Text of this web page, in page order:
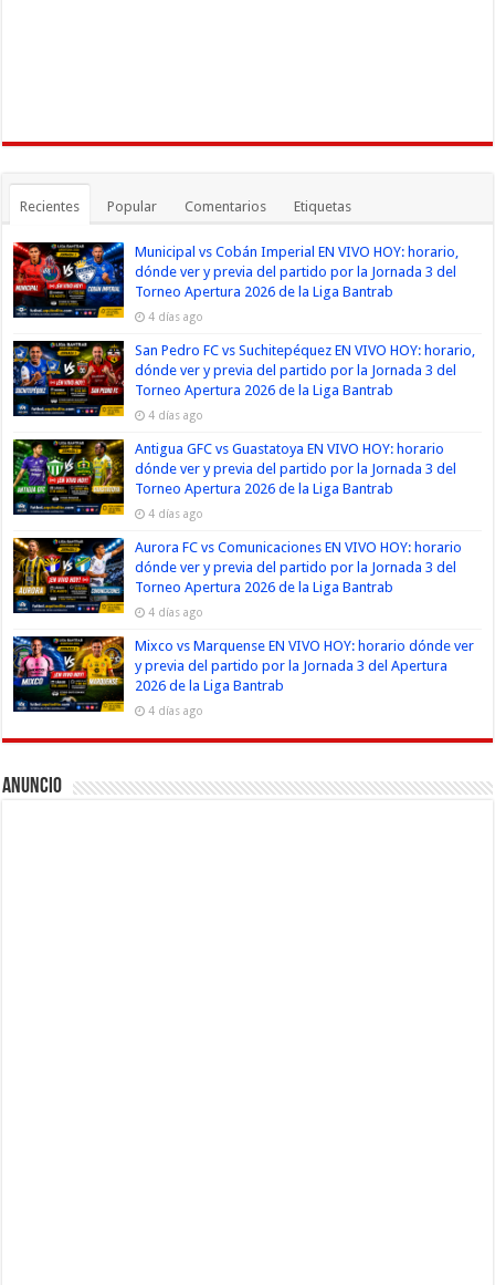
Recientes Popular Comentarios Etiquetas
Municipal vs Cobán Imperial EN VIVO HOY: horario,
dónde ver y previa del partido por la Jornada 3 del
Torneo Apertura 2026 de la Liga Bantrab
4 días ago
San Pedro FC vs Suchitepéquez EN VIVO HOY: horario,
dónde ver y previa del partido por la Jornada 3 del
Torneo Apertura 2026 de la Liga Bantrab
4 días ago
Antigua GFC vs Guastatoya EN VIVO HOY: horario
dónde ver y previa del partido por la Jornada 3 del
Torneo Apertura 2026 de la Liga Bantrab
4 días ago
Aurora FC vs Comunicaciones EN VIVO HOY: horario
dónde ver y previa del partido por la Jornada 3 del
Torneo Apertura 2026 de la Liga Bantrab
4 días ago
Mixco vs Marquense EN VIVO HOY: horario dónde ver
y previa del partido por la Jornada 3 del Apertura
2026 de la Liga Bantrab
4 días ago
Anuncio